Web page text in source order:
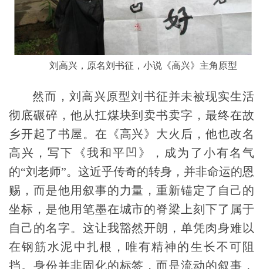
刘高兴，原名刘书征，小说《高兴》主角原型
然而，刘高兴原型刘书征并未被现实生活
彻底碾碎，他从扛煤块到卖书卖字，最终在故
乡开起了书屋。在《高兴》大火后，他也改名
高兴，写下《我和平凹》， 成为了小有名气
的“刘老师”。这近乎传奇的转身，并非命运的恩
赐，而是他用叙事的力量，重新锚定了自己的
坐标，是他用笔墨在城市的脊梁上刻下了属于
自己的名字。这让我豁然开朗，单凭肉身难以
在钢筋水泥中扎根，唯有精神的生长不可阻
挡。身份并非固化的标签，而是流动的叙事，